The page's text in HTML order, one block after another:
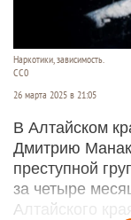
Наркотики, зависимость.
CC0
26 марта 2025 в 21:05
В Алтайском
Дмитрию
преступной
за четыре
Алтайского